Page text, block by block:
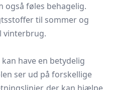
også føles behagelig.
til sommer og
vinterbrug.
have en betydelig
ser ud på forskellige